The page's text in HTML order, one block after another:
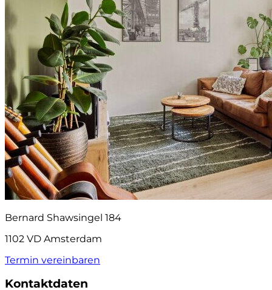
Bernard Shawsingel 184
1102 VD Amsterdam
Termin vereinbaren
Kontaktdaten